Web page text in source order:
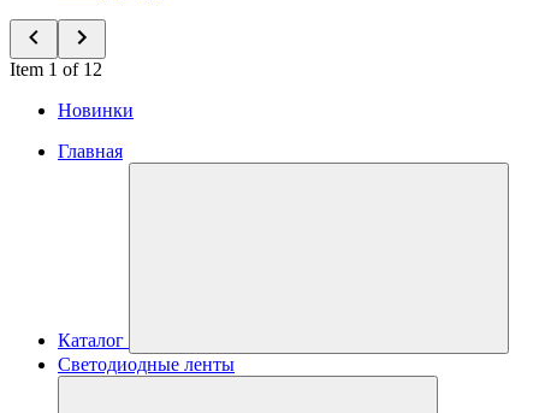
Item 1 of 12
Новинки
Главная
Каталог
Светодиодные ленты